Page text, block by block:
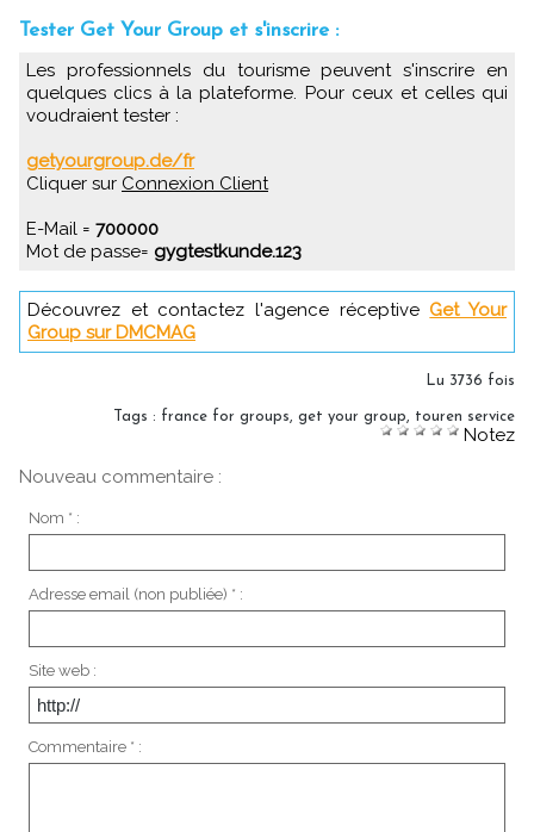
Tester Get Your Group et s'inscrire :
Les professionnels du tourisme peuvent s'inscrire en
quelques clics à la plateforme. Pour ceux et celles qui
voudraient tester :
getyourgroup.de/fr
Cliquer sur Connexion Client
E-Mail = 700000
Mot de passe= gygtestkunde.123
Découvrez et contactez l'agence réceptive Get Your
Group sur DMCMAG
Lu 3736 fois
Tags : france for groups, get your group, touren service
Notez
Nouveau commentaire :
Nom * :
Adresse email (non publiée) * :
Site web :
Commentaire * :